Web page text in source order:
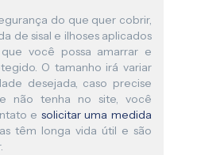
do que quer cobrir,
de sisal e ilhoses aplicados
você possa amarrar e
O tamanho irá variar
desejada, caso precise
não tenha no site, você
e solicitar uma medida
têm longa vida útil e são